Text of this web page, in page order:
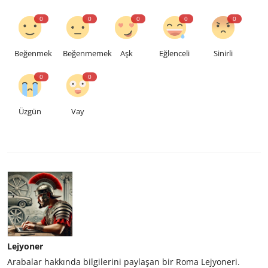
0
Beğenmek
0
Beğenmemek
0
Aşk
0
Eğlenceli
0
Sinirli
0
Üzgün
0
Vay
Lejyoner
Arabalar hakkında bilgilerini paylaşan bir Roma Lejyoneri.